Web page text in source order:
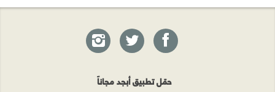
حمّل تطبيق أبجد مجاناً